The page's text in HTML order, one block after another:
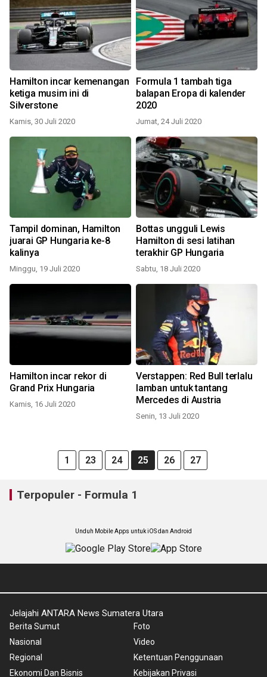
Hamilton incar kemenangan
ketiga musim ini di
Silverstone
Kamis, 30 Juli 2020
Formula 1 tambah tiga
balapan Eropa di kalender
2020
Jumat, 24 Juli 2020
Tampil dominan, Hamilton
juarai GP Hungaria ke-8
kalinya
Minggu, 19 Juli 2020
Bottas ungguli Lewis
Hamilton di sesi latihan
terakhir GP Hungaria
Sabtu, 18 Juli 2020
Hamilton incar rekor di
Grand Prix Hungaria
Kamis, 16 Juli 2020
Verstappen: Red Bull terlalu
lamban untuk tantang
Mercedes di Austria
Senin, 13 Juli 2020
1 23 24 25 26 27
Terpopuler - Formula 1
Unduh Mobile Apps untuk iOS dan Android
Jelajahi ANTARA News Sumatera Utara
Berita Sumut
Nasional
Regional
Ekonomi Dan Bisnis
Foto
Video
Ketentuan Penggunaan
Kebijakan Privasi